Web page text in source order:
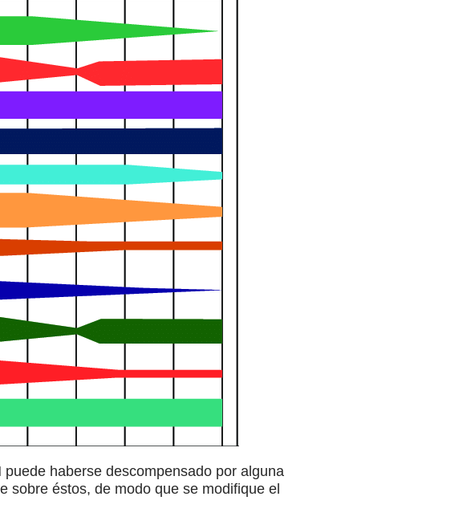
haberse descompensado por alguna
sobre éstos, de modo que se modifique el